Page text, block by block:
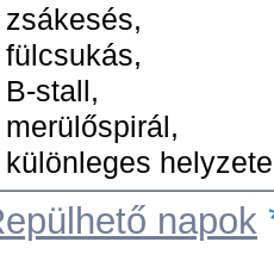
stall,
napok